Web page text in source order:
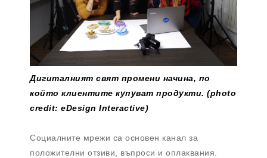
Дигиталният свят промени начина, по
който клиентите купуват продукти. (photo
credit: eDesign Interactive)
Социалните мрежи са основен канал за
положителни отзиви, въпроси и оплаквания.